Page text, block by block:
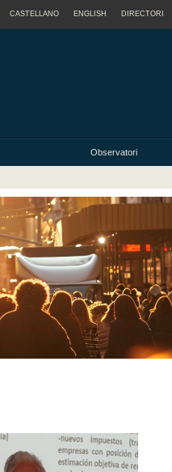
CASTELLANO ENGLISH DIRECTORI
Observatori